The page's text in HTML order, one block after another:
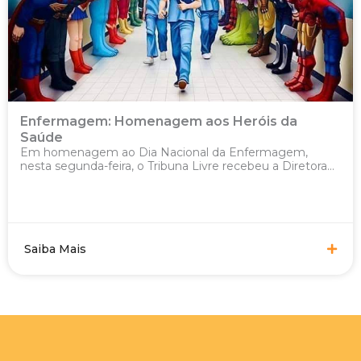
Enfermagem: Homenagem aos Heróis da
Saúde
Em homenagem ao Dia Nacional da Enfermagem,
nesta segunda-feira, o Tribuna Livre recebeu a Diretora...
Saiba Mais